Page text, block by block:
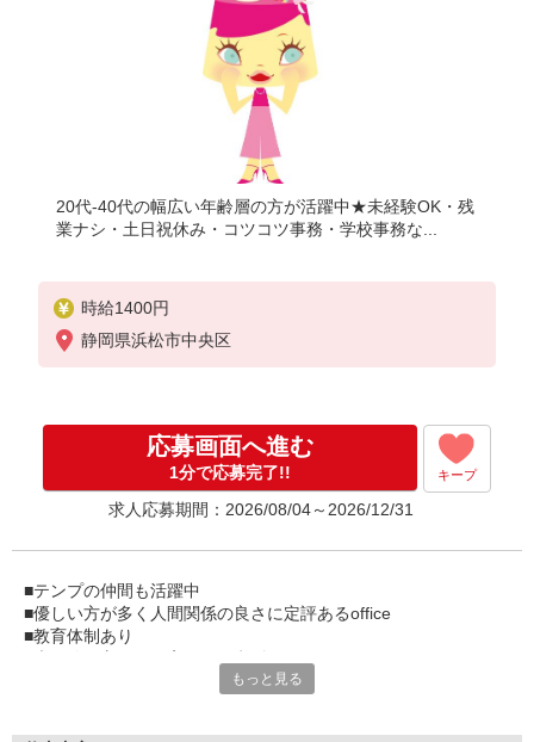
20代-40代の幅広い年齢層の方が活躍中★未経験OK・残
業ナシ・土日祝休み・コツコツ事務・学校事務な...
時給1400円
静岡県浜松市中央区
応募画面へ進む
1分で応募完了!! キープ
求人応募期間：2026/08/04～2026/12/31
■テンプの仲間も活躍中
■優しい方が多く人間関係の良さに定評あるoffice
■教育体制あり
もっと見る